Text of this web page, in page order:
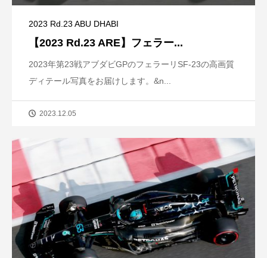
2023 Rd.23 ABU DHABI
【2023 Rd.23 ARE】フェラー...
2023年第23戦アブダビGPのフェラーリSF-23の高画質
ディテール写真をお届けします。&n...
2023.12.05